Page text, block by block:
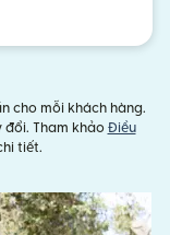
cho mỗi khách hàng.
đổi. Tham khảo Điều
cửa sổ mới)
tiết.